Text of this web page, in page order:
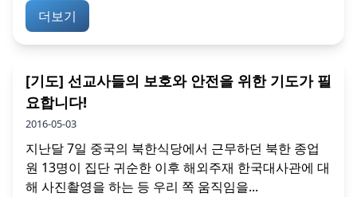
더보기
[기도] 선교사들의 보호와 안전을 위한 기도가 필
요합니다!
2016-05-03
지난달 7일 중국의 북한식당에서 근무하던 북한 종업
원 13명이 집단 귀순한 이후 해외주재 한국대사관에 대
해 사진촬영을 하는 등 우리 쪽 움직임을...